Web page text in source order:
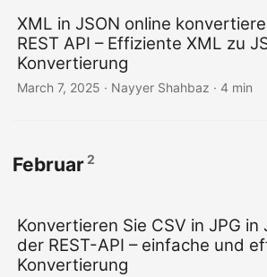
XML in JSON online
REST API – Effiziente XML zu
Konvertierung
March 7, 2025 · Nayyer Shahbaz · 4 min
Februar2
Konvertieren Sie CSV in JPG in
der REST-API – einfache und
Konvertierung